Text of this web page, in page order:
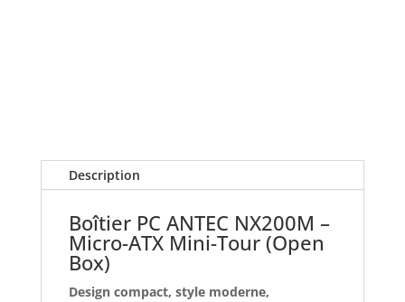
Tour
(Open
Description
Boîtier PC ANTEC NX200M –
Micro-ATX Mini-Tour (Open
Box)
Design compact, style moderne,